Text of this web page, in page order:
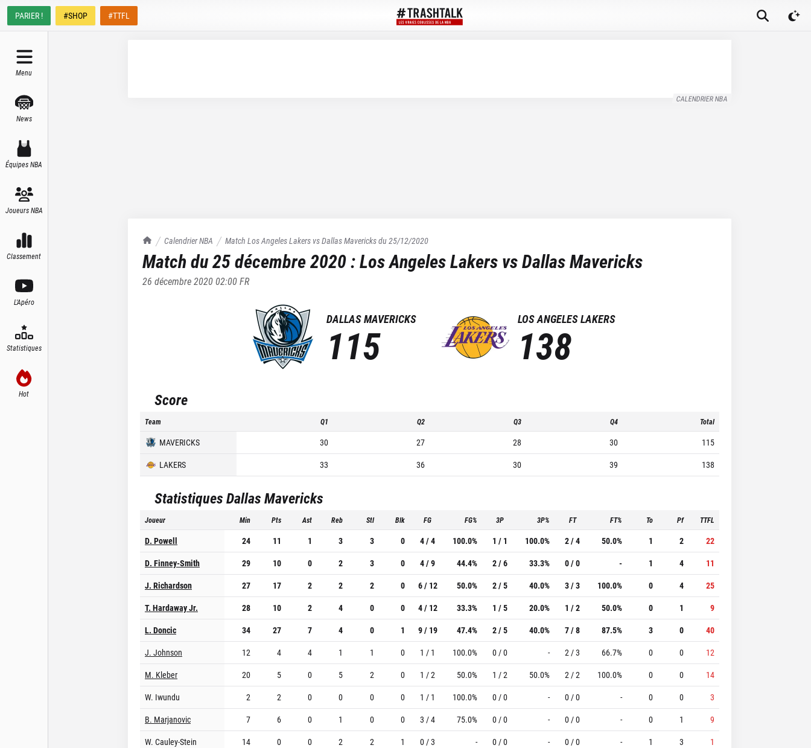
PARIER ! #SHOP #TTFL
Menu
News
Équipes NBA
Joueurs NBA
Classement
L'Apéro
Statistiques
Hot
CALENDRIER NBA
TrashTalk Actu NBA
Calendrier NBA Match Los Angeles Lakers vsDallas Mavericksdu25/12/2020
Match du25 décembre 2020:Los Angeles Lakers vsDallas Mavericks
26 décembre 2020 02:00FR
DALLAS MAVERICKS
115
LOS ANGELES LAKERS
138
Score
Team Q1 Q2 Q3 Q4 Total
MAVERICKS 30 27 28 30
115
LAKERS
33 36 30 39 138
StatistiquesDallas Mavericks
Joueur Min Pts Ast Reb Stl Blk FG FG% 3P 3P% FT FT% To Pf TTFL
D. Powell 24 11 1 3 3 0 4 / 4 100.0% 1 / 1 100.0% 2 / 4 50.0% 1 2
22
D. Finney-Smith
29 10 0 2 3 0 4 / 9 44.4% 2 / 6 33.3% 0 / 0 - 1 4
11
J. Richardson
27 17 2 2 2 0 6 / 12 50.0% 2 / 5 40.0% 3 / 3 100.0% 0 4
25
T. Hardaway Jr.
28 10 2 4 0 0 4 / 12 33.3% 1 / 5 20.0% 1 / 2 50.0% 0 1
9
L. Doncic
34 27 7 4 0 1 9 / 19 47.4% 2 / 5 40.0% 7 / 8 87.5% 3 0
40
J. Johnson
12 4 4 1 1 0 1 / 1 100.0% 0 / 0 - 2 / 3 66.7% 0 0
12
M. Kleber
20 5 0 5 2 0 1 / 2 50.0% 1 / 2 50.0% 2 / 2 100.0% 0 0
14
W. Iwundu
2 2 0 0 0 0 1 / 1 100.0% 0 / 0 - 0 / 0 - 0 0
3
B. Marjanovic
7 6 0 1 0 0 3 / 4 75.0% 0 / 0 - 0 / 0 - 0 1
9
W. Cauley-Stein
14 0 0 2 2 1 0 / 3 - 0 / 0 - 0 / 0 - 1 3
1